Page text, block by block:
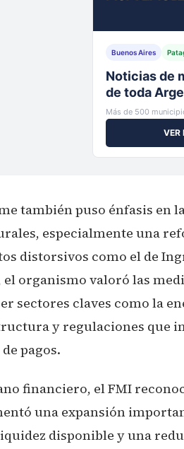
Buenos Aires
Tu
al instante
Más de 500
VER
también puso énfasis en
especialmente una
distorsivos como el de
el organismo valoró las
sectores claves como la
y regulaciones que
pagos.
financiero, el FMI
una expansión
disponible y una